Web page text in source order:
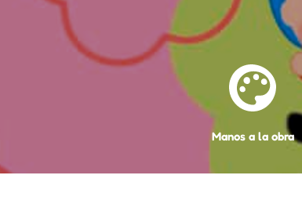
Manos a la obra